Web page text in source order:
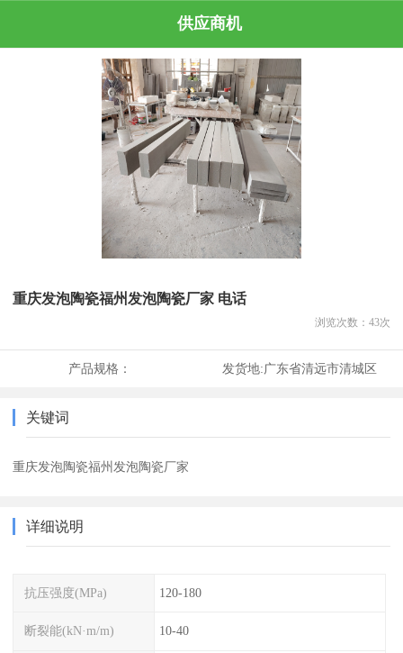
供应商机
重庆发泡陶瓷福州发泡陶瓷厂家 电话
浏览次数： 43次
产品规格： 发货地:广东省清远市清城区
关键词
重庆发泡陶瓷福州发泡陶瓷厂家
详细说明
抗压强度(MPa) 120-180
断裂能(kN·m/m) 10-40